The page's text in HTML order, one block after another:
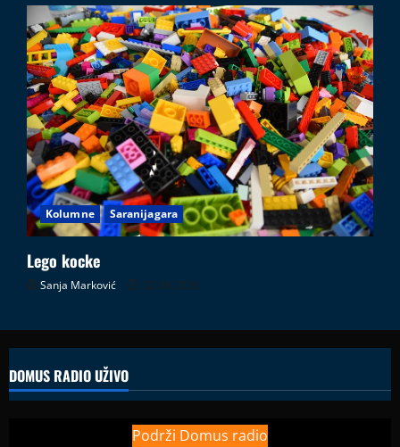
Kolumne Saranijagara
Lego kocke
Sanja Marković 02.08.2026
DOMUS RADIO UŽIVO
Podrži Domus radio